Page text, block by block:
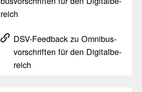
reich
DSV-Feed­back zu Omni­bus­
vor­schriften für den Digi­tal­be­
reich